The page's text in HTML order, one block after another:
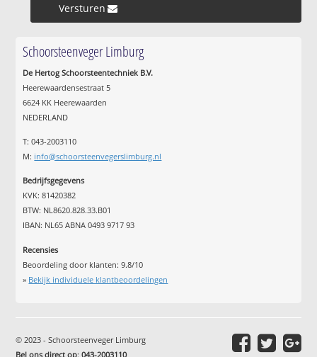
Versturen »
Schoorsteenveger Limburg
De Hertog Schoorsteentechniek B.V.
Heerewaardensestraat 5
6624 KK Heerewaarden
NEDERLAND
T: 043-2003110
M: info@schoorsteenvegerslimburg.nl
Bedrijfsgegevens
KVK: 81420382
BTW: NL8620.828.33.B01
IBAN: NL65 ABNA 0493 9717 93
Recensies
Beoordeling door klanten:9.8/10
» Bekijk individuele klantbeoordelingen
© 2023 - Schoorsteenveger Limburg
Bel ons direct op:043-2003110